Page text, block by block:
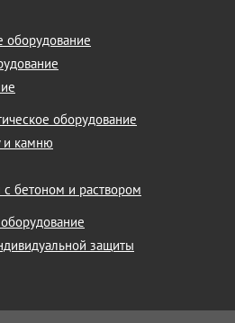
оборудование
оборудование
и камню
бетоном и раствором
защиты